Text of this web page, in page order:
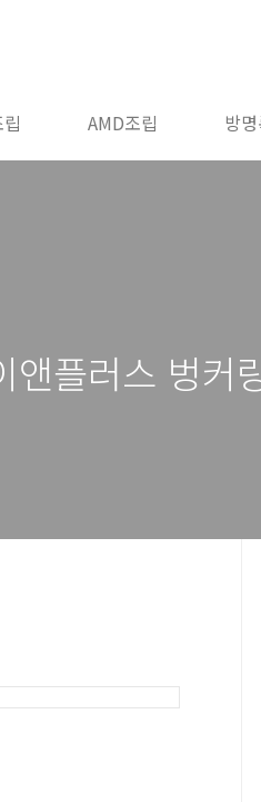
AMD조립 방
플러스 벙커